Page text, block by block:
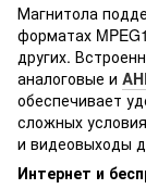
Магнитола
форматах
других.
аналоговые и
обеспечивает
сложных
и видеовыходы
Интернет и